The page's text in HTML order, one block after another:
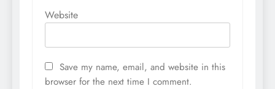
Website
Save my name, email, and website in this
browser for the next time I comment.